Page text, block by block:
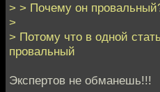
> > Почему он
>
> Потому что в одной
провальный
Экспертов не обманешь!!!